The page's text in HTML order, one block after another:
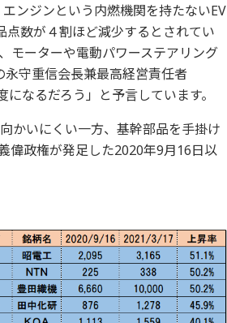
ンジンという内燃機関を持たないEV
数が４割ほど減少するとされてい
モーターや電動パワーステアリング
永守重信会長兼最高経営責任者
なるだろう」と予言しています。
かいにくい一方、基幹部品を手掛け
偉政権が発足した2020年9月16日以